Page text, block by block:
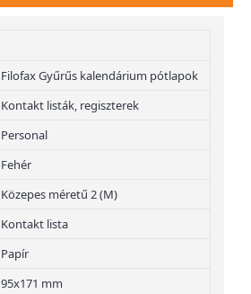
Filofax Gyűrűs kalendárium pótlapok
Kontakt listák, regiszterek
Personal
Fehér
Közepes méretű 2 (M)
Kontakt lista
Papír
95x171 mm